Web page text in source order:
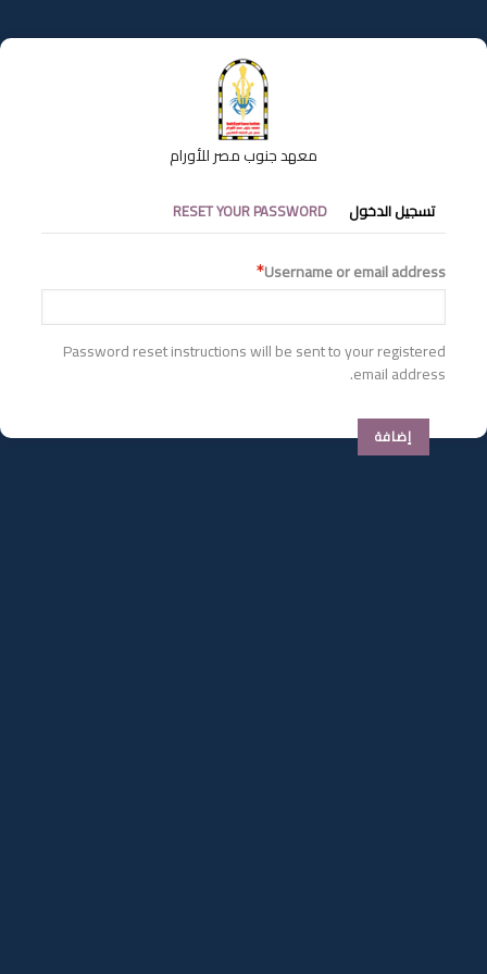
إلى
المحتوى
معهد جنوب مصر للأورام
التبويبات
الأساسية
تسجيل الدخول RESET YOUR PASSWORD
Username or email address
Password reset instructions will be sent to your registered
email address.